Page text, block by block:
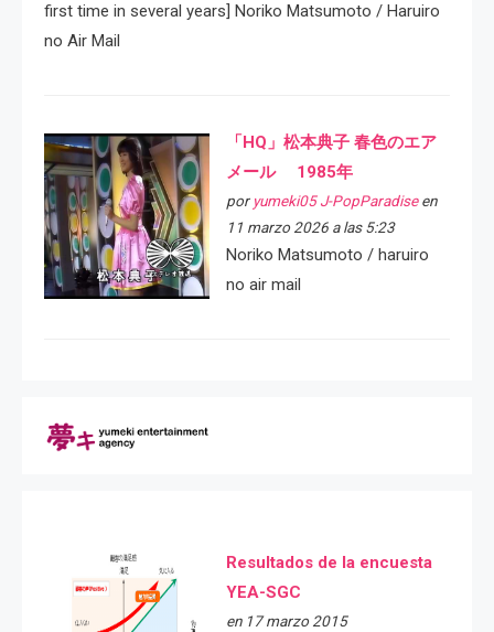
first time in several years] Noriko Matsumoto / Haruiro
no Air Mail
「HQ」松本典子 春色のエア
メール 1985年
por yumeki05 J-PopParadiseen
11 marzo 2026 a las 5:23
Noriko Matsumoto / haruiro
no air mail
Resultados de la encuesta
YEA-SGC
en 17 marzo 2015